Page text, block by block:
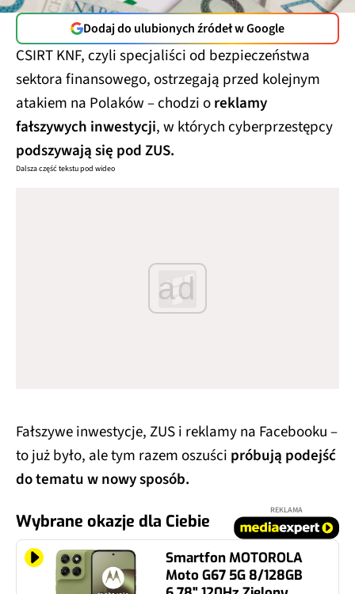
Dodaj do ulubionych źródeł w Google
CSIRT KNF, czyli specjaliści od bezpieczeństwa
sektora finansowego, ostrzegają przed kolejnym
atakiem na Polaków – chodzi oreklamy
fałszywych inwestycji, w których cyberprzestępcy
podszywają się pod ZUS.
Dalsza część tekstu pod wideo
ad
Fałszywe inwestycje, ZUS i reklamy na Facebooku –
to już było, ale tym razem oszuści próbują podejść
do tematu w nowy sposób.
Wybrane okazje dla Ciebie
REKLAMA
Smartfon MOTOROLA
Moto G67 5G 8/128GB